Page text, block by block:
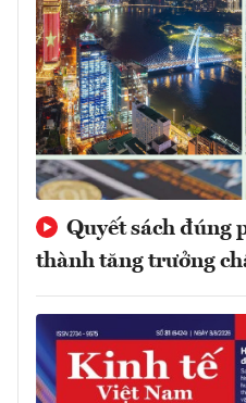
Quyết sách đúng
thành tăng trưởng